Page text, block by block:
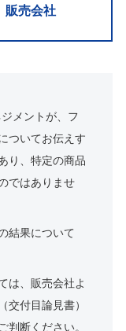
販売会社
メントが、フ
ついてお伝えす
り、特定の商品
ではありませ
結果について
は、販売会社よ
交付目論見書）
断ください。